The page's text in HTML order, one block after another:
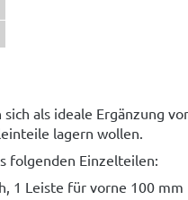
als ideale Ergänzung
lagern wollen.
folgenden Einzelteilen:
1 Leiste für vorne 100